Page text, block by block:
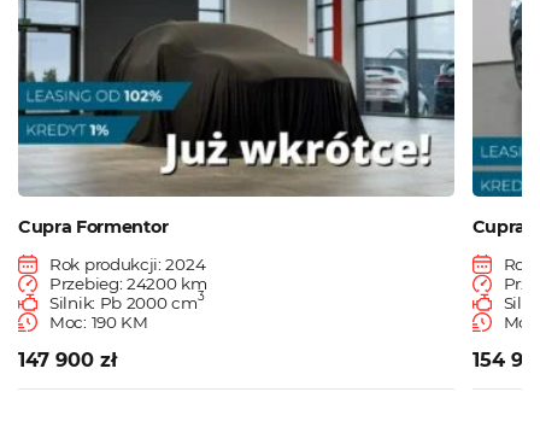
Cupra Formentor
Rok produkcji: 2024
Przebieg: 24200 km
Silnik: Pb 2000 cm3
Moc: 190 KM
147 900 zł
Cupra
Rok
154